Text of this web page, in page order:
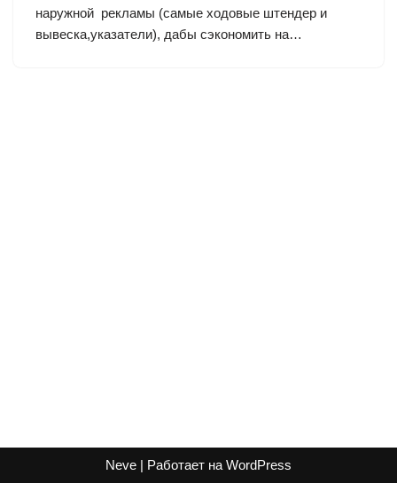
наружной рекламы (самые ходовые штендер и
вывеска,указатели), дабы сэкономить на…
Neve | Работает на WordPress